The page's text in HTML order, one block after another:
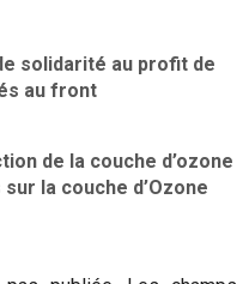
solidarité au profit de
au front
de la couche d’ozone
la couche d’Ozone